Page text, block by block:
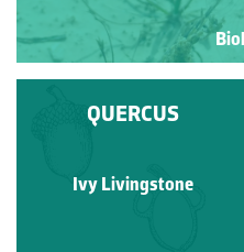
JUVENIL DE GANSO-
BASSANUS)
Ana Cristina Rito
QUERCUS
Ivy Livingstone